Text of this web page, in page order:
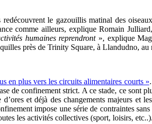
le gazouillis matinal des
comme ailleurs, explique Romain
humaines reprendront», explique
près de Trinity Square, à Llandudno,
en plus vers les circuits alimentaires courts »
de confinement strict. A ce stade, ce sont
et déjà des changements majeurs
impose une série de contraintes
les activités collectives (sport, loisirs,